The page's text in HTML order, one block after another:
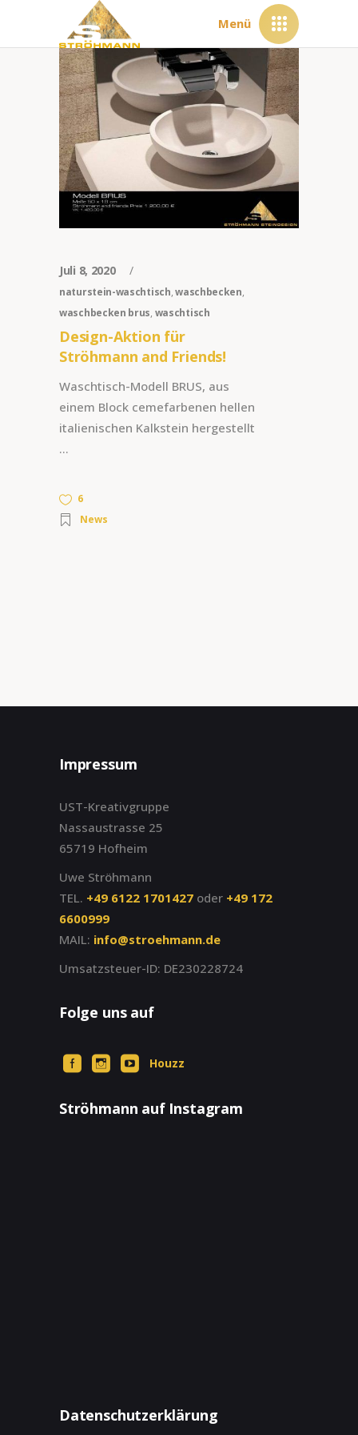
Menü
Juli 8, 2020
naturstein-waschtisch,waschbecken,
waschbecken brus, waschtisch
Design-Aktion für
Ströhmann and Friends!
Waschtisch-Modell BRUS, aus
einem Block cemefarbenen hellen
italienischen Kalkstein hergestellt
6
News
Impressum
UST-Kreativgruppe
Nassaustrasse 25
65719 Hofheim
Uwe Ströhmann
TEL. +49 6122 1701427 oder +49 172
6600999
MAIL: info@stroehmann.de
Umsatzsteuer-ID: DE230228724
Folge uns auf
Houzz
Ströhmann auf Instagram
Datenschutzerklärung